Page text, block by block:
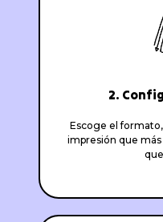
2.
Escoge el
impresión que